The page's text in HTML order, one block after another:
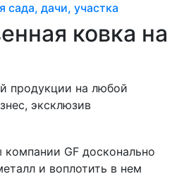
сада, дачи, участка
ковка на
продукции на любой
эксклюзив
GF досконально
и воплотить в нем